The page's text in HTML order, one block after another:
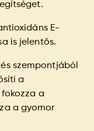
E-
is jelentős.
szempontjából
a
a
a gyomor